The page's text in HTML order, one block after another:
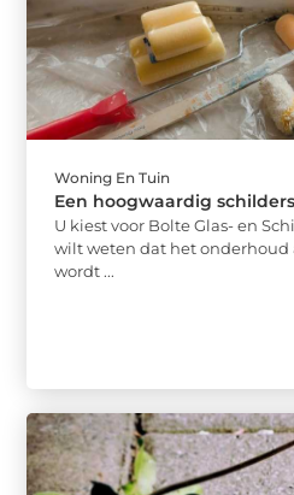
Woning En Tuin
Een hoogwaardig
U kiest voor Bolte Glas- en
wilt weten dat het onderhoud
wordt ...